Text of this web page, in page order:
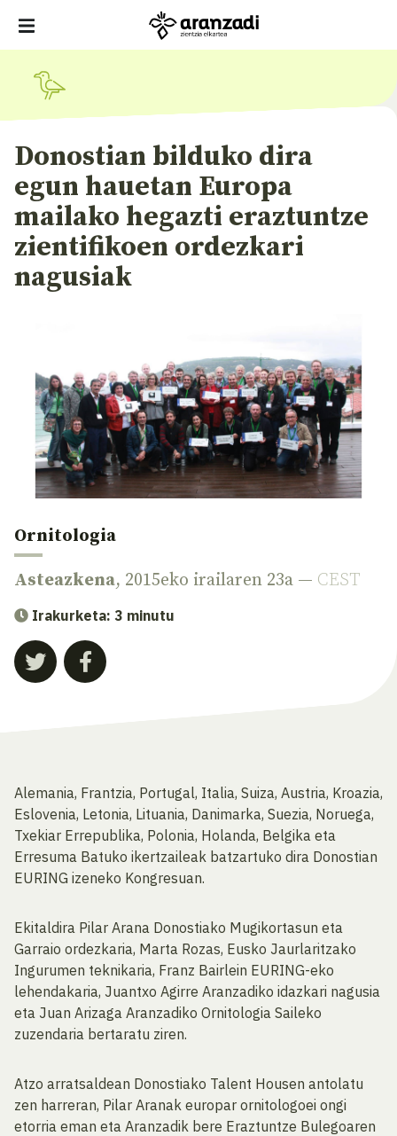
Donostian bilduko dira
egun hauetan Europa
mailako hegazti eraztuntze
zientifikoen ordezkari
nagusiak
Ornitologia
Asteazkena, 2015eko irailaren 23a — CEST
Irakurketa: 3 minutu
Alemania, Frantzia, Portugal, Italia, Suiza, Austria, Kroazia,
Eslovenia, Letonia, Lituania, Danimarka, Suezia, Noruega,
Txekiar Errepublika, Polonia, Holanda, Belgika eta
Erresuma Batuko ikertzaileak batzartuko dira Donostian
EURING izeneko Kongresuan.
Ekitaldira Pilar Arana Donostiako Mugikortasun eta
Garraio ordezkaria, Marta Rozas, Eusko Jaurlaritzako
Ingurumen teknikaria, Franz Bairlein EURING-eko
lehendakaria, Juantxo Agirre Aranzadiko idazkari nagusia
eta Juan Arizaga Aranzadiko Ornitologia Saileko
zuzendaria bertaratu ziren.
Atzo arratsaldean Donostiako Talent Housen antolatu
zen harreran, Pilar Aranak europar ornitologoei ongi
etorria eman eta Aranzadik bere Eraztuntze Bulegoaren